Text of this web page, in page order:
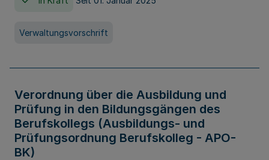
Verwaltungsvorschrift
Verordnung über die Ausbildung und
Prüfung in den Bildungsgängen des
Berufskollegs (Ausbildungs- und
Prüfungsordnung Berufskolleg - APO-
BK)